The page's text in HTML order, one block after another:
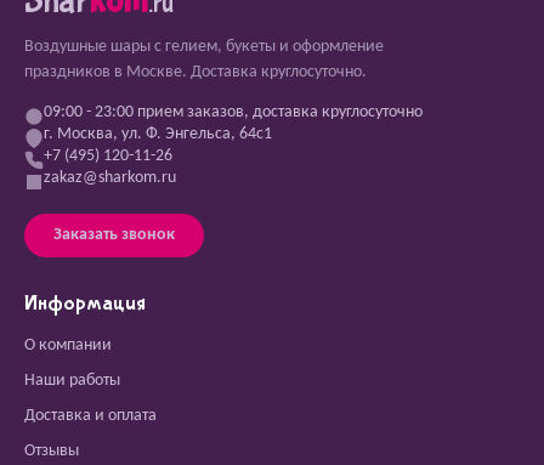
Воздушные шары с гелием, букеты и оформление
праздников в Москве. Доставка круглосуточно.
09:00 - 23:00 прием заказов, доставка круглосуточно
г. Москва, ул. Ф. Энгельса, 64с1
+7 (495) 120-11-26
zakaz@sharkom.ru
Заказать звонок
Информация
О компании
Наши работы
Доставка и оплата
Отзывы